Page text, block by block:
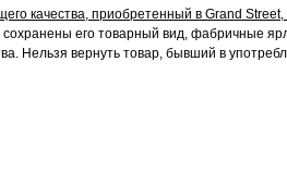
качества, приобретенный в Grand
сохранены его товарный вид, фабричные
Нельзя вернуть товар, бывший в